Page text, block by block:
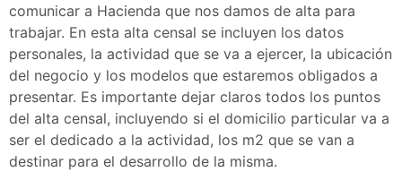
comunicar a Hacienda que nos damos de alta para
trabajar. En esta alta censal se incluyen los datos
personales, la actividad que se va a ejercer, la ubicación
del negocio y los modelos que estaremos obligados a
presentar. Es importante dejar claros todos los puntos
del alta censal, incluyendo si el domicilio particular va a
ser el dedicado a la actividad, los m2 que se van a
destinar para el desarrollo de la misma.